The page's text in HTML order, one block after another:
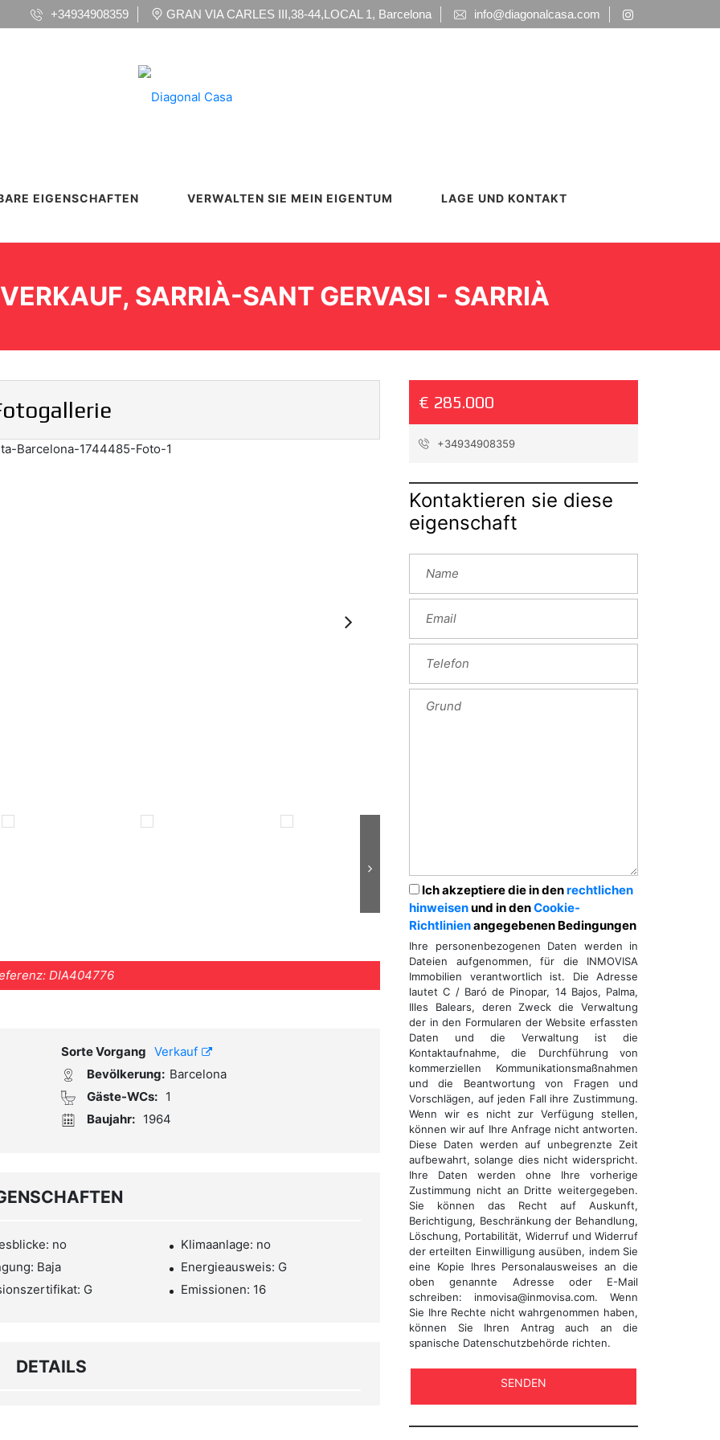
+34934908359 GRAN VIA CARLES III,38-44,LOCAL 1, Barcelona info@diagonalcasa.com
EIGENSCHAFTEN VERWALTEN SIE MEIN EIGENTUM LAGE UND KONTAKT
SARRIÀ-SANT GERVASI - SARRIÀ
DIA404776
Sorte Vorgang Verkauf
Bevölkerung: Barcelona
Gäste-WCs:
1
Baujahr: 1964
no
Klimaanlage: no
Baja
Energieausweis: G
G Emissionen: 16
DETAILS
€ 285.000
+34934908359
Kontaktieren sie diese
eigenschaft
Ich akzeptiere die in denrechtlichen
hinweisenund in denCookie-
Richtlinienangegebenen Bedingungen
Ihre personenbezogenen Daten werden in
Dateien aufgenommen, für die INMOVISA
Immobilien verantwortlich ist. Die Adresse
lautet C / Baró de Pinopar, 14 Bajos, Palma,
Illes Balears, deren Zweck die Verwaltung
der in den Formularen der Website erfassten
Daten und die Verwaltung ist die
Kontaktaufnahme, die Durchführung von
kommerziellen Kommunikationsmaßnahmen
und die Beantwortung von Fragen und
Vorschlägen, auf jeden Fall ihre Zustimmung.
Wenn wir es nicht zur Verfügung stellen,
können wir auf Ihre Anfrage nicht antworten.
Diese Daten werden auf unbegrenzte Zeit
aufbewahrt, solange dies nicht widerspricht.
Ihre Daten werden ohne Ihre vorherige
Zustimmung nicht an Dritte weitergegeben.
Sie können das Recht auf Auskunft,
Berichtigung, Beschränkung der Behandlung,
Löschung, Portabilität, Widerruf und Widerruf
der erteilten Einwilligung ausüben, indem Sie
eine Kopie Ihres Personalausweises an die
oben genannte Adresse oder E-Mail
schreiben: inmovisa@inmovisa.com. Wenn
Sie Ihre Rechte nicht wahrgenommen haben,
können Sie Ihren Antrag auch an die
spanische Datenschutzbehörde richten.